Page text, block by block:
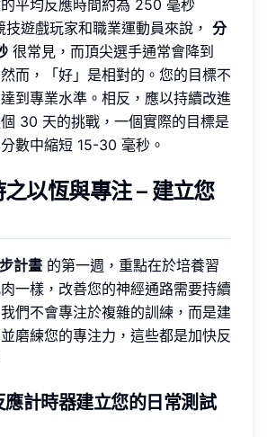
平均反應時間約為 250 毫秒
技遊戲玩家和職業運動員來說， 分
很常見，而頂尖選手通常會降到
而，「好」是相對的。您的目標不
到專業水準。相反，應以持續改進
30 天的挑戰，一個實際的目標是
數中縮短 15-30 毫秒。
以恆與專注 – 建立您
計畫 的第一週，重點在於培養習
一樣，改善您的神經通路需要持續
們不會專注於複雜的訓練，而是建
磨練您的專注力，這些都是加快反
計時器建立您的日常測試